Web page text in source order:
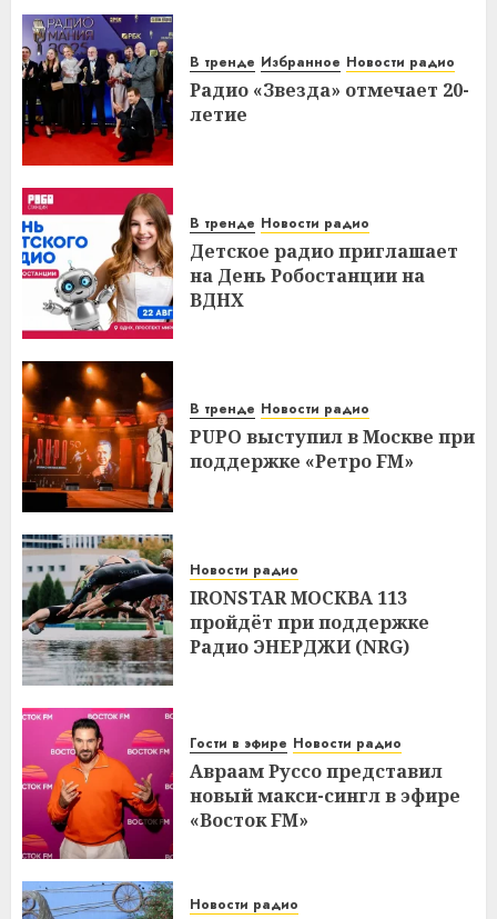
В тренде Избранное Новости радио
Радио «Звезда» отмечает 20-
летие
В тренде Новости радио
Детское радио приглашает
на День Робостанции на
ВДНХ
В тренде Новости радио
PUPO выступил в Москве при
поддержке «Ретро FM»
Новости радио
IRONSTAR МОСКВА 113
пройдёт при поддержке
Радио ЭНЕРДЖИ (NRG)
Гости в эфире Новости радио
Авраам Руссо представил
новый макси-сингл в эфире
«Восток FM»
Новости радио